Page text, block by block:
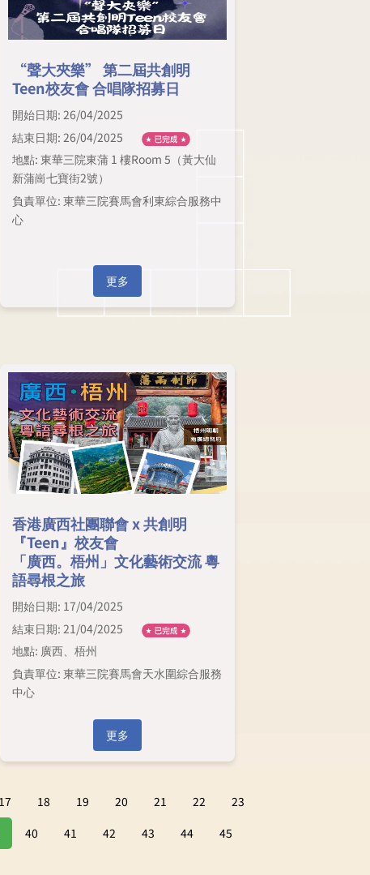
“聲大夾樂” 第二屆共創明
Teen校友會 合唱隊招募日
開始日期: 26/04/2025
結束日期: 26/04/2025
地點: 東華三院東蒲 1 樓Room 5（黃大仙
新蒲崗七寶街2號）
負責單位: 東華三院賽馬會利東綜合服務中
心
更多
香港廣西社團聯會 x 共創明
『Teen』校友會
「廣西。梧州」文化藝術交流 粵
語尋根之旅
開始日期: 17/04/2025
結束日期: 21/04/2025
地點: 廣西、梧州
負責單位: 東華三院賽馬會天水圍綜合服務
中心
更多
17 18 19 20 21 22
23
40 41 42 43 44
45